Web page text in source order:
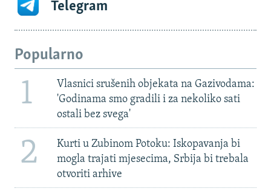
Telegram
Popularno
1
Vlasnici srušenih objekata na Gazivodama:
'Godinama smo gradili i za nekoliko sati
ostali bez svega'
2
Kurti u Zubinom Potoku: Iskopavanja bi
mogla trajati mjesecima, Srbija bi trebala
otvoriti arhive